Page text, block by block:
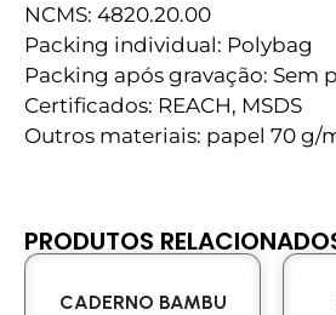
NCMS: 4820.20.00
Packing individual: Polybag
Packing após gravação: Sem
Certificados: REACH, MSDS
Outros materiais: papel 70 g/
PRODUTOS
CADERNO BAMBU